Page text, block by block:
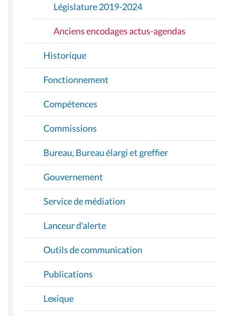
Législature 2019-2024
Anciens encodages actus-agendas
Historique
Fonctionnement
Compétences
Commissions
Bureau, Bureau élargi et greffier
Gouvernement
Service de médiation
Lanceur d'alerte
Outils de communication
Publications
Lexique